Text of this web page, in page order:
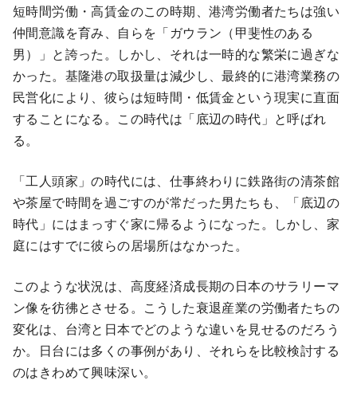
短時間労働・高賃金のこの時期、港湾労働者たちは強い
仲間意識を育み、自らを「ガウラン（甲斐性のある
男）」と誇った。しかし、それは一時的な繁栄に過ぎな
かった。基隆港の取扱量は減少し、最終的に港湾業務の
民営化により、彼らは短時間・低賃金という現実に直面
することになる。この時代は「底辺の時代」と呼ばれ
る。
「工人頭家」の時代には、仕事終わりに鉄路街の清茶館
や茶屋で時間を過ごすのが常だった男たちも、「底辺の
時代」にはまっすぐ家に帰るようになった。しかし、家
庭にはすでに彼らの居場所はなかった。
このような状況は、高度経済成長期の日本のサラリーマ
ン像を彷彿とさせる。こうした衰退産業の労働者たちの
変化は、台湾と日本でどのような違いを見せるのだろう
か。日台には多くの事例があり、それらを比較検討する
のはきわめて興味深い。